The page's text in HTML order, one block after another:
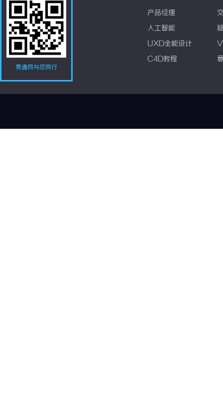
易通网与您同行
产品经理
人工智能
UXD全能设计
C4D教程